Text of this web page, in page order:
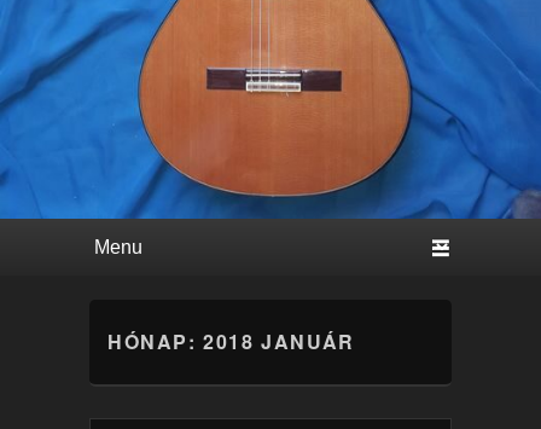
HÓNAP:2018 JANUÁR